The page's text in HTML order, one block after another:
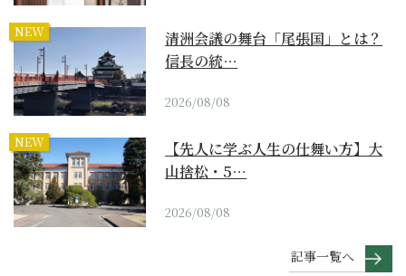
NEW
清洲会議の舞台「尾張国」とは？
信長の統…
2026/08/08
NEW
【先人に学ぶ人生の仕舞い方】大
山捨松・5…
2026/08/08
記事一覧へ